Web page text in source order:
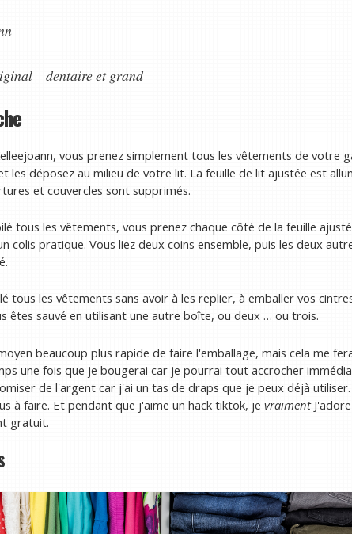
– dentaire et grand
vous prenez simplement tous les vêtements de votre
les déposez au milieu de votre lit. La feuille de lit ajustée est
et couvercles sont supprimés.
tous les vêtements, vous prenez chaque côté de la feuille
colis pratique. Vous liez deux coins ensemble, puis les deux
tous les vêtements sans avoir à les replier, à emballer vos
êtes sauvé en utilisant une autre boîte, ou deux … ou trois.
beaucoup plus rapide de faire l'emballage, mais cela me
une fois que je bougerai car je pourrai tout accrocher
de l'argent car j'ai un tas de draps que je peux déjà utiliser.
à faire. Et pendant que j'aime un hack tiktok, je vraiment
gratuit.